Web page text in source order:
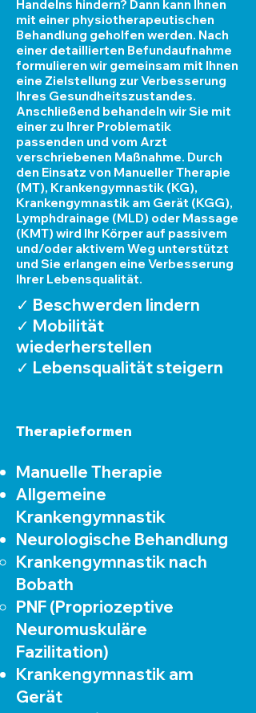
Handelns hindern? Dann kann Ihnen
mit einer physiotherapeutischen
Behandlung geholfen werden. Nach
einer detaillierten Befundaufnahme
formulieren wir gemeinsam mit Ihnen
eine Zielstellung zur Verbesserung
Ihres Gesundheitszustandes.
Anschließend behandeln wir Sie mit
einer zu Ihrer Problematik
passenden und vom Arzt
verschriebenen Maßnahme. Durch
den Einsatz von Manueller Therapie
(MT), Krankengymnastik (KG),
Krankengymnastik am Gerät (KGG),
Lymphdrainage (MLD) oder Massage
(KMT) wird Ihr Körper auf passivem
und/oder aktivem Weg unterstützt
und Sie erlangen eine Verbesserung
Ihrer Lebensqualität.​
✓ Beschwerden lindern
✓ Mobilität
wiederherstellen
✓ Lebensqualität steigern
Therapieformen
Manuelle Therapie
Allgemeine
Krankengymnastik
Neurologische Behandlung
Krankengymnastik nach
Bobath
PNF (Propriozeptive
Neuromuskuläre
Fazilitation)
Krankengymnastik am
Gerät